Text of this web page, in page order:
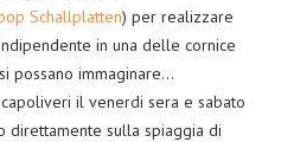
Schallplatten) per realizzare
in una delle cornice
possano immaginare…
il venerdi sera e sabato
direttamente sulla spiaggia di